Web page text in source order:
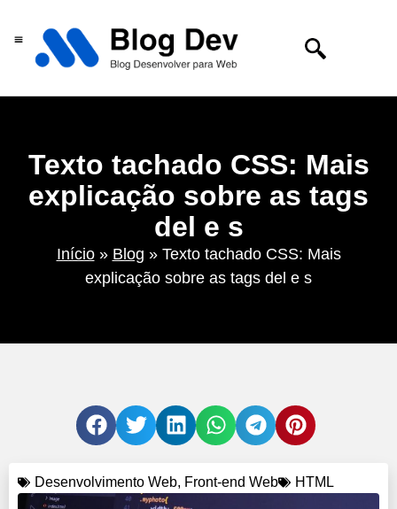
Texto tachado CSS: Mais
explicação sobre as tags
del e s
Início» Blog » Texto tachado CSS: Mais
explicação sobre as tags del e s
Desenvolvimento Web, Front-end Web HTML